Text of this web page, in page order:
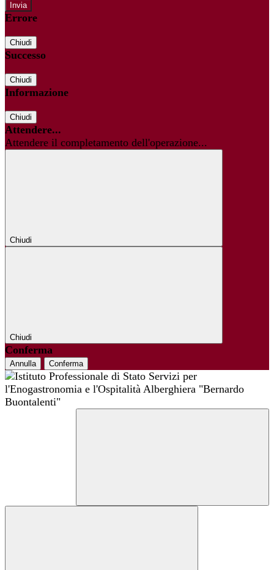
Errore
Chiudi
Successo
Chiudi
Informazione
Chiudi
Attendere...
Attendere il completamento dell'operazione...
Chiudi
Chiudi
Conferma
Annulla Conferma